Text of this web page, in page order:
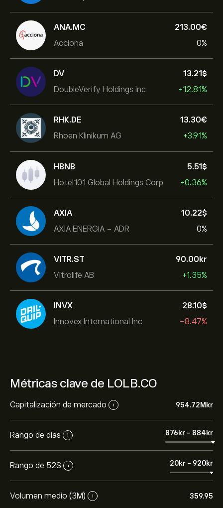
ANA.MC
Acciona
213.00‎€‎
0%
DV
DoubleVerify Holdings Inc
13.21‎$‎
+12.81%
RHK.DE
Rhoen Klinikum AG
13.30‎€‎
+3.91%
HBNB
Hotel101 Global Holdings Corp
5.51‎$‎
+0.36%
AXIA
AXIA ENERGIA - ADR
10.22‎$‎
0%
VITR.ST
Vitrolife AB
90.00‎kr‎
+1.35%
INVX
Innovex International Inc
28.10‎$‎
-8.47%
Métricas clave de LOLB.CO
Capitalización de mercado i 954.72M‎kr‎
Rango de días i 876‎kr‎ - 884‎kr‎
Rango de 52S i 20‎kr‎ - 920‎kr‎
Volumen medio (3M) i 359.95